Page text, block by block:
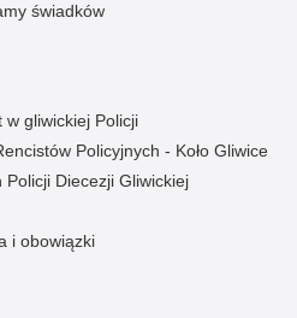
świadków
w gliwickiej Policji
Policyjnych - Koło Gliwice
Policji Diecezji Gliwickiej
i obowiązki